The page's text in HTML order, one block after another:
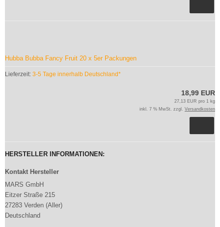
Hubba Bubba Fancy Fruit 20 x 5er Packungen
Lieferzeit: 3-5 Tage innerhalb Deutschland*
18,99 EUR
27,13 EUR pro 1 kg
inkl. 7 % MwSt. zzgl. Versandkosten
HERSTELLER INFORMATIONEN:
Kontakt Hersteller
MARS GmbH
Eitzer Straße 215
27283 Verden (Aller)
Deutschland